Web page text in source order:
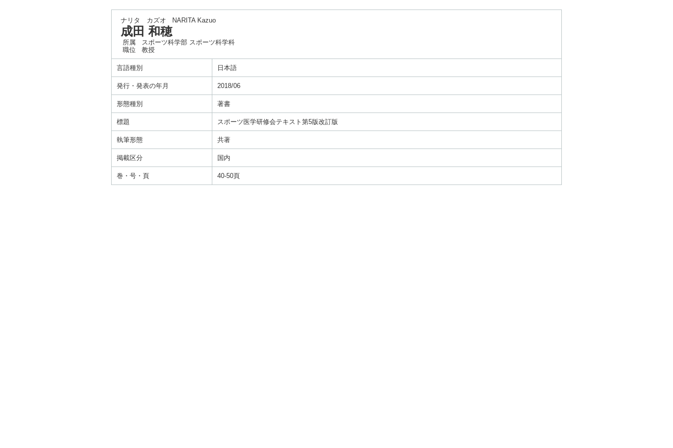
ナリタ カズオ NARITA Kazuo
成田 和穂
所属
スポーツ科学部 スポーツ科学科
職位
教授
言語種別 日本語
発行・発表の年月 2018/06
形態種別 著書
標題 スポーツ医学研修会テキスト第5版改訂版
執筆形態 共著
掲載区分 国内
巻・号・頁 40-50頁